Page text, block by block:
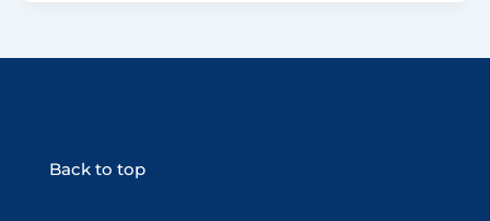
Back to top